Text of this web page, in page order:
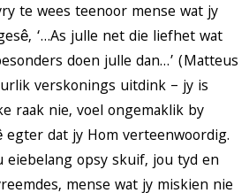
te wees teenoor mense wat jy
‘…As julle net die liefhet wat
doen julle dan…’ (Matteus
verskonings uitdink – jy is
raak nie, voel ongemaklik by
egter dat jy Hom verteenwoordig.
opsy skuif, jou tyd en
mense wat jy miskien nie